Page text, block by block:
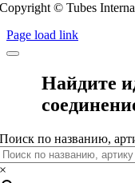
Copyright © Tubes
Page load link
Найдите
Поиск по названию,
×